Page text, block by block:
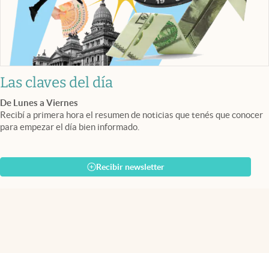
Las claves del día
De Lunes a Viernes
Recibí a primera hora el resumen de noticias que tenés que conocer
para empezar el día bien informado.
Recibir newsletter